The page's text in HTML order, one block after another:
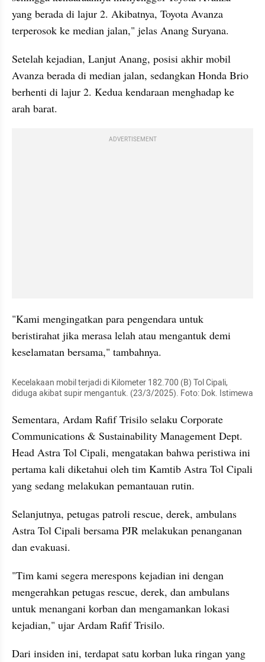
yang berada di lajur 2. Akibatnya, Toyota Avanza
terperosok ke median jalan," jelas Anang Suryana.
Setelah kejadian, Lanjut Anang, posisi akhir mobil
Avanza berada di median jalan, sedangkan Honda Brio
berhenti di lajur 2. Kedua kendaraan menghadap ke
arah barat.
ADVERTISEMENT
"Kami mengingatkan para pengendara untuk
beristirahat jika merasa lelah atau mengantuk demi
keselamatan bersama," tambahnya.
Kecelakaan mobil terjadi di Kilometer 182.700 (B) Tol Cipali,
diduga akibat supir mengantuk. (23/3/2025). Foto: Dok. Istimewa
Sementara, Ardam Rafif Trisilo selaku Corporate
Communications & Sustainability Management Dept.
Head Astra Tol Cipali, mengatakan bahwa peristiwa ini
pertama kali diketahui oleh tim Kamtib Astra Tol Cipali
yang sedang melakukan pemantauan rutin.
Selanjutnya, petugas patroli rescue, derek, ambulans
Astra Tol Cipali bersama PJR melakukan penanganan
dan evakuasi.
"Tim kami segera merespons kejadian ini dengan
mengerahkan petugas rescue, derek, dan ambulans
untuk menangani korban dan mengamankan lokasi
kejadian," ujar Ardam Rafif Trisilo.
Dari insiden ini, terdapat satu korban luka ringan yang